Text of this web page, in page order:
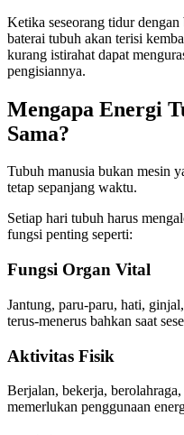
Ketika seseorang tidur
baterai tubuh akan terisi
kurang istirahat dapat
pengisiannya.
Mengapa Energi
Sama?
Tubuh manusia bukan mesin
tetap sepanjang waktu.
Setiap hari tubuh harus
fungsi penting seperti:
Fungsi Organ Vital
Jantung, paru-paru, hati,
terus-menerus bahkan saat
Aktivitas Fisik
Berjalan, bekerja,
memerlukan penggunaan